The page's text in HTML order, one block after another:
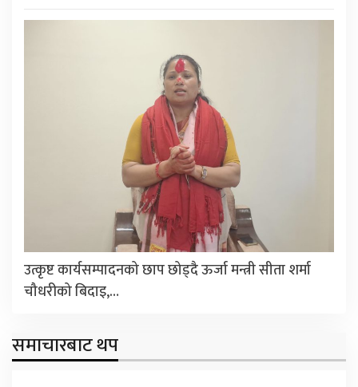
उत्कृष्ट कार्यसम्पादनको छाप छोड्दै ऊर्जा मन्त्री सीता शर्मा
चौधरीको बिदाइ,…
समाचारबाट थप